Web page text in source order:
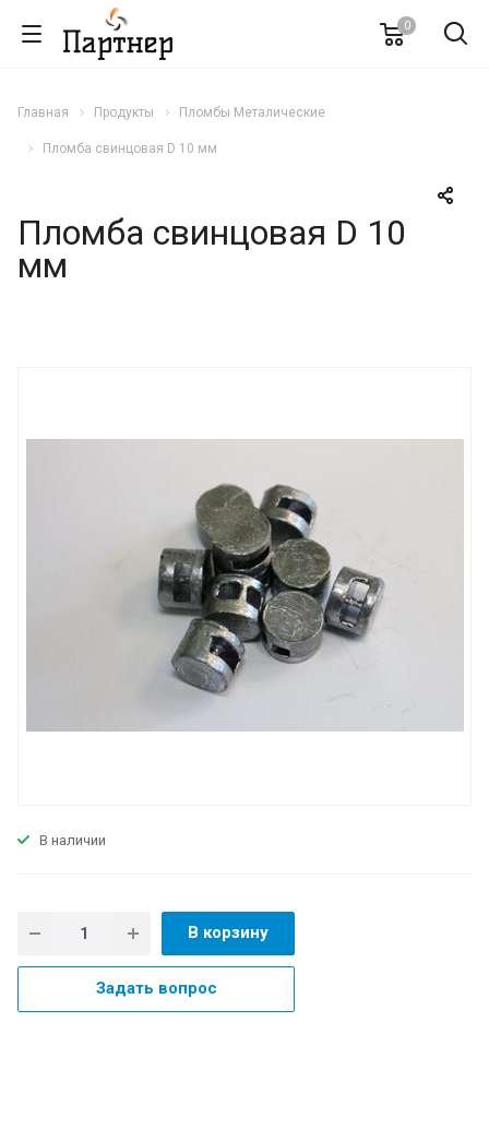
0
Главная Продукты Пломбы Металические
Пломба свинцовая D 10 мм
Пломба свинцовая D 10
мм
В наличии
В корзину
Задать вопрос